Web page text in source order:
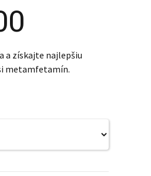
range:
€250.00
through
€2,000.00
a získajte najlepšiu
metamfetamín.